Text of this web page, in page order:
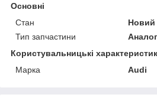
Основні
Стан
Новий
Тип запчастини
Аналог
Користувальницькі
Марка
Audi